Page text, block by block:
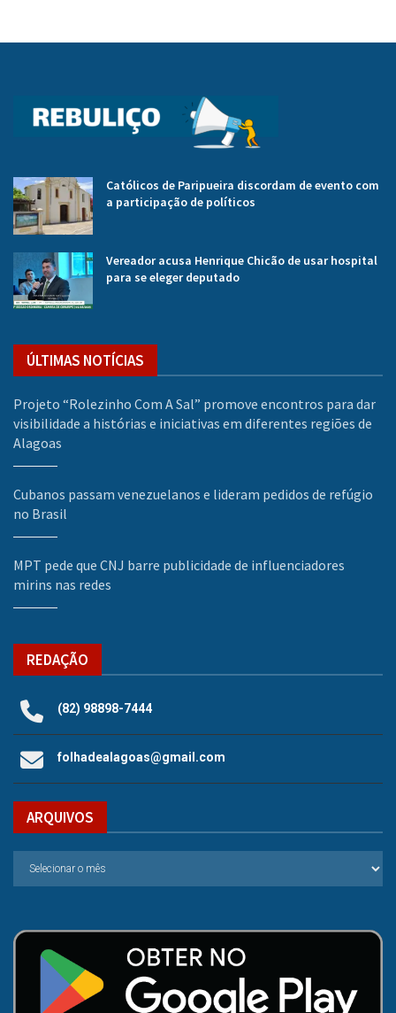
Católicos de Paripueira discordam de evento com
a participação de políticos
Vereador acusa Henrique Chicão de usar hospital
para se eleger deputado
ÚLTIMAS NOTÍCIAS
Projeto “Rolezinho Com A Sal” promove encontros para dar
visibilidade a histórias e iniciativas em diferentes regiões de
Alagoas
Cubanos passam venezuelanos e lideram pedidos de refúgio
no Brasil
MPT pede que CNJ barre publicidade de influenciadores
mirins nas redes
REDAÇÃO
(82) 98898-7444
folhadealagoas@gmail.com
ARQUIVOS